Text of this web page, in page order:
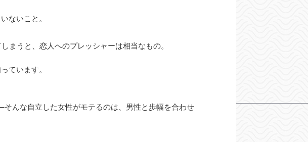
ないこと。
うと、恋人へのプレッシャーは相当なもの。
ています。
んな自立した女性がモテるのは、男性と歩幅を合わせ